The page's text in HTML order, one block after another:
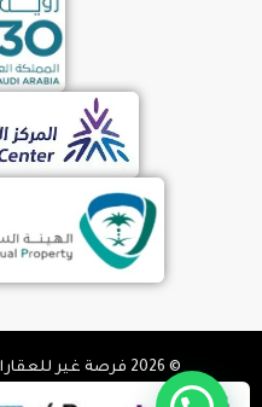
© 2026 فرصة غير للعقارات - جميع الحقوق محفوظة.